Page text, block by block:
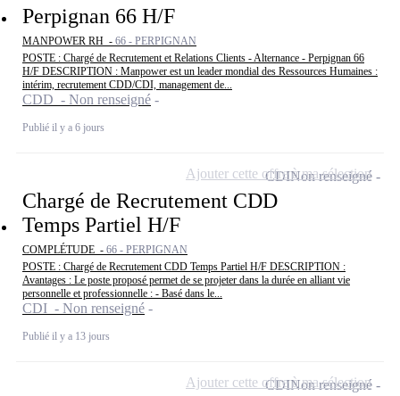
Perpignan 66 H/F
MANPOWER RH - 66 - PERPIGNAN
POSTE : Chargé de Recrutement et Relations Clients - Alternance - Perpignan 66
H/F DESCRIPTION : Manpower est un leader mondial des Ressources Humaines :
intérim, recrutement CDD/CDI, management de...
CDD - Non renseigné
Publié il y a 6 jours
Chargé de Recrutement CDD
Temps Partiel H/F
COMPLÉTUDE - 66 - PERPIGNAN
POSTE : Chargé de Recrutement CDD Temps Partiel H/F DESCRIPTION :
Avantages : Le poste proposé permet de se projeter dans la durée en alliant vie
personnelle et professionnelle : - Basé dans le...
CDI - Non renseigné
Publié il y a 13 jours
CDINon renseigné
Ajouter cette offre à ma sélection
CDINon renseigné
Ajouter cette offre à ma sélection